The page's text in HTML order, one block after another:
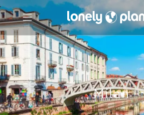
Menu
VotreMilan